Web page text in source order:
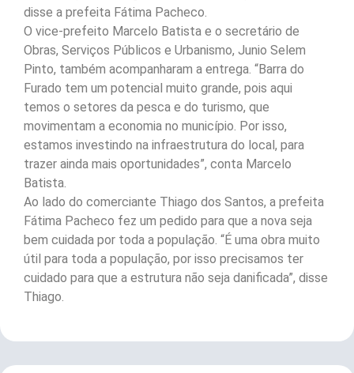
disse a prefeita Fátima Pacheco.
O vice-prefeito Marcelo Batista e o secretário de
Obras, Serviços Públicos e Urbanismo, Junio Selem
Pinto, também acompanharam a entrega. “Barra do
Furado tem um potencial muito grande, pois aqui
temos o setores da pesca e do turismo, que
movimentam a economia no município. Por isso,
estamos investindo na infraestrutura do local, para
trazer ainda mais oportunidades”, conta Marcelo
Batista.
Ao lado do comerciante Thiago dos Santos, a prefeita
Fátima Pacheco fez um pedido para que a nova seja
bem cuidada por toda a população. “É uma obra muito
útil para toda a população, por isso precisamos ter
cuidado para que a estrutura não seja danificada”, disse
Thiago.